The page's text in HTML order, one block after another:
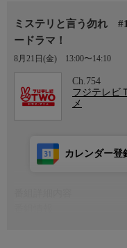
ミステリと言う勿れ
ードラマ！
8月21日(金) 13:00〜14:10
Ch.754
フジテレビ
メ
カレンダー登